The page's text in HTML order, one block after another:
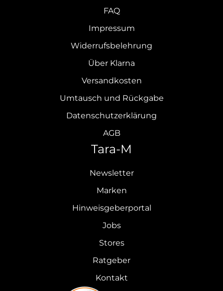
FAQ
Impressum
Widerrufsbelehrung
Über Klarna
Versandkosten
Umtausch und Rückgabe
Datenschutzerklärung
AGB
Tara-M
Newsletter
Marken
Hinweisgeberportal
Jobs
Stores
Ratgeber
Kontakt